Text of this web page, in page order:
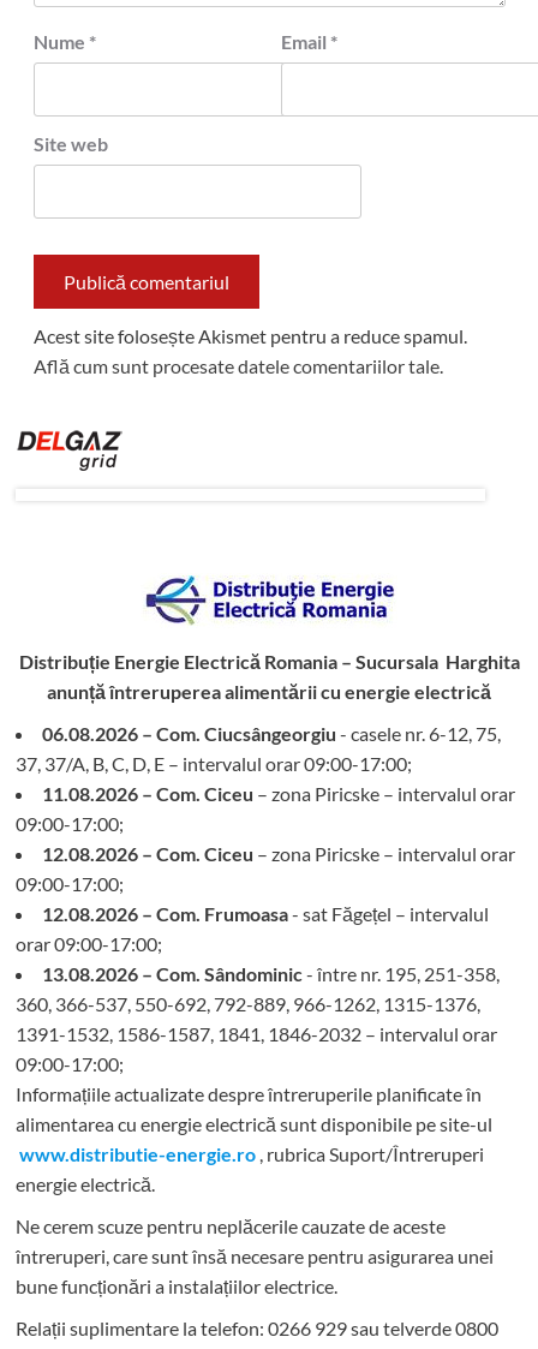
Nume * Email *
Site web
Acest site folosește Akismet pentru a reduce spamul.
Află cum sunt procesate datele comentariilor tale.
Distribuție Energie Electrică Romania – Sucursala Harghita
anunță întreruperea alimentării cu energie electrică
06.08.2026 – Com. Ciucsângeorgiu - casele nr. 6-12, 75,
37, 37/A, B, C, D, E – intervalul orar 09:00-17:00;
11.08.2026 – Com. Ciceu – zona Piricske – intervalul orar
09:00-17:00;
12.08.2026 – Com. Ciceu – zona Piricske – intervalul orar
09:00-17:00;
12.08.2026 – Com. Frumoasa- sat Făgețel – intervalul
orar 09:00-17:00;
13.08.2026 – Com. Sândominic- între nr. 195, 251-358,
360, 366-537, 550-692, 792-889, 966-1262, 1315-1376,
1391-1532, 1586-1587, 1841, 1846-2032 – intervalul orar
09:00-17:00;
Informațiile actualizate despre întreruperile planificate în
alimentarea cu energie electrică sunt disponibile pe site-ul
www.distributie-energie.ro , rubrica Suport/Întreruperi
energie electrică.
Ne cerem scuze pentru neplăcerile cauzate de aceste
întreruperi, care sunt însă necesare pentru asigurarea unei
bune funcționări a instalațiilor electrice.
Relații suplimentare la telefon: 0266 929 sau telverde 0800